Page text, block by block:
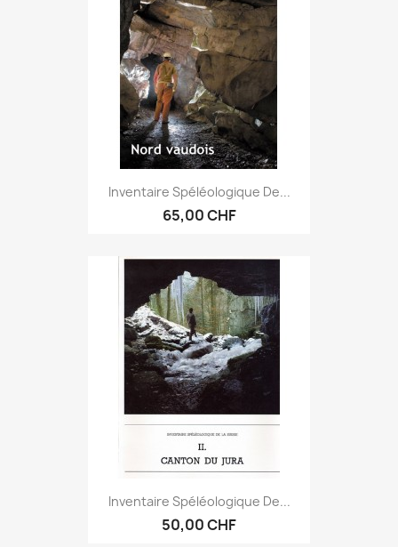
Inventaire Spéléologique De...
65,00 CHF
Inventaire Spéléologique De...
50,00 CHF